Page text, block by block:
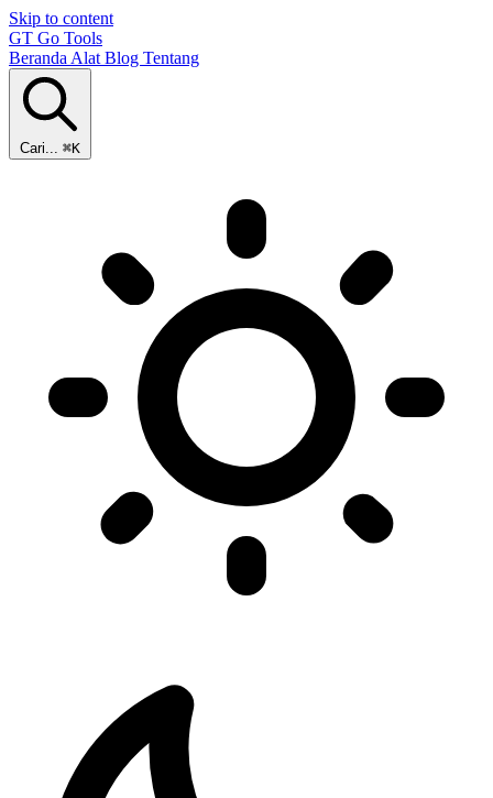
Skip to content
GT Go Tools
Beranda Alat Blog Tentang
Cari... ⌘K